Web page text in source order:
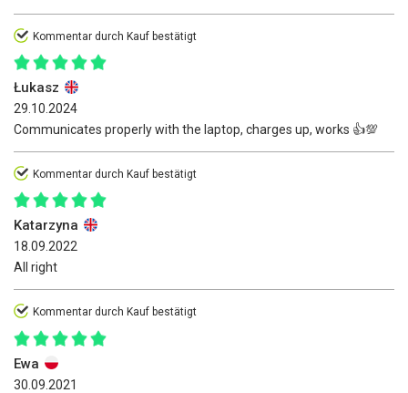
Kommentar durch Kauf bestätigt
Łukasz
29.10.2024
Communicates properly with the laptop, charges up, works 👍️💯
Kommentar durch Kauf bestätigt
Katarzyna
18.09.2022
All right
Kommentar durch Kauf bestätigt
Ewa
30.09.2021